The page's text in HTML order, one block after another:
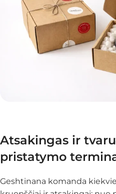
Atsakingas ir
pristatymo
Geshtinana komanda